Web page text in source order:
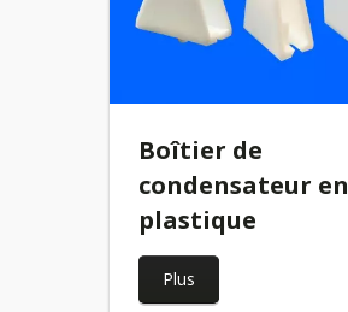
Boîtier de
condensateur en
plastique
Plus